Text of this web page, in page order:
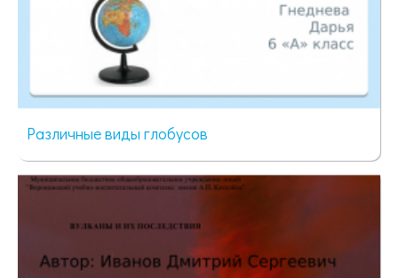
Различные виды глобусов
43 просмотра